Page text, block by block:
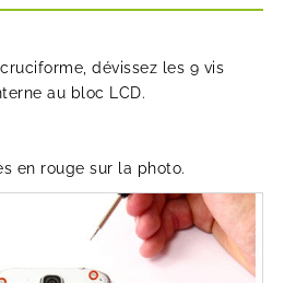
dévissez les 9 vis
au bloc LCD.
en rouge sur la photo.